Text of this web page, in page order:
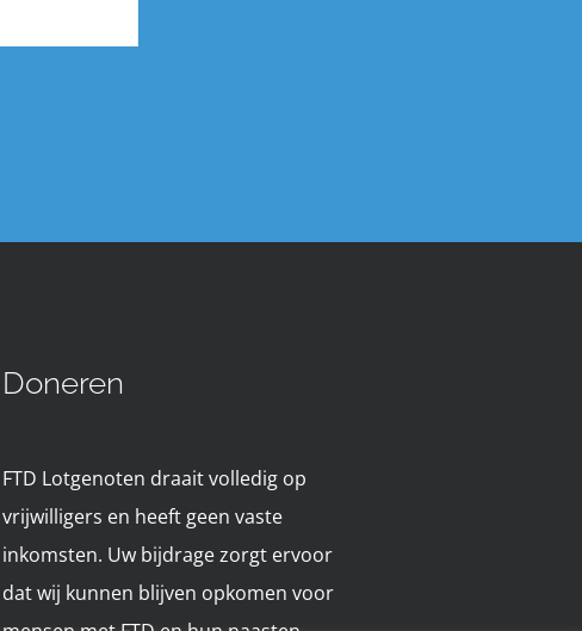
Doneren
FTD Lotgenoten draait volledig op
vrijwilligers en heeft geen vaste
inkomsten. Uw bijdrage zorgt ervoor
dat wij kunnen blijven opkomen voor